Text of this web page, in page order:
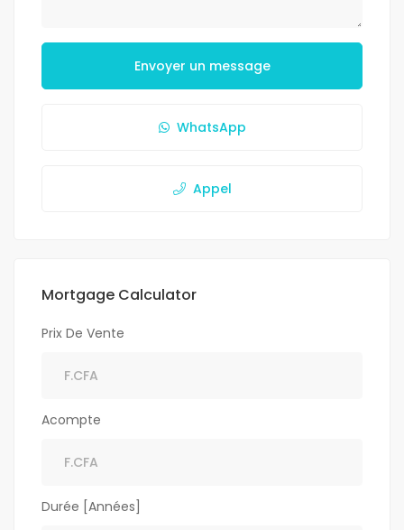
Envoyer un message
WhatsApp
Appel
Mortgage Calculator
Prix De Vente
Acompte
Durée [Années]